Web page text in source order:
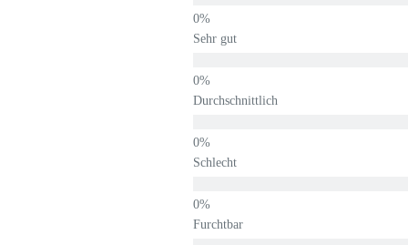
Sehr gut
Durchschnittlich
Schlecht
Furchtbar